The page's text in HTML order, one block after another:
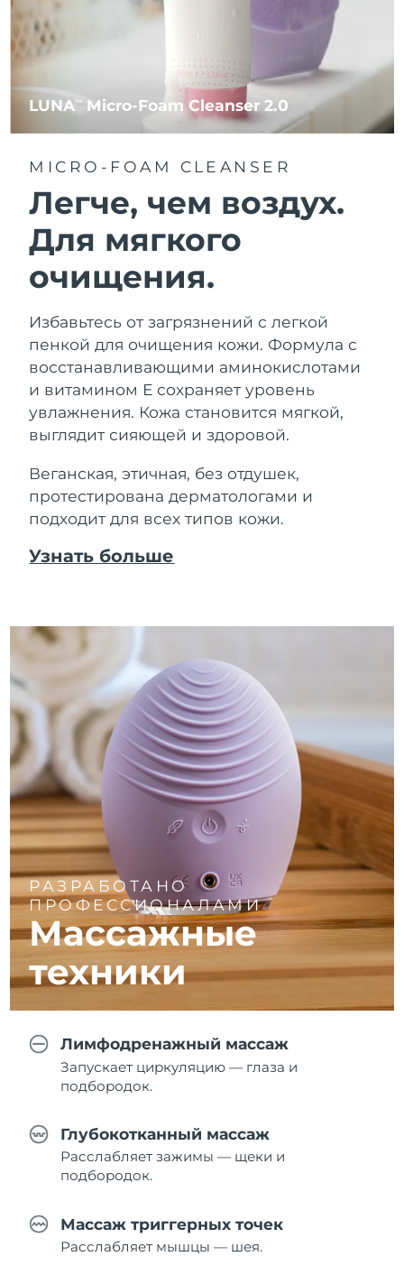
LUNATM Micro-Foam Cleanser 2.0
MICRO-FOAM CLEANSER
Легче, чем воздух.
Для мягкого
очищения.
Избавьтесь от загрязнений с легкой
пенкой для очищения кожи. Формула с
восстанавливающими аминокислотами
и витамином Е сохраняет уровень
увлажнения. Кожа становится мягкой,
выглядит сияющей и здоровой.
Веганская, этичная, без отдушек,
протестирована дерматологами и
подходит для всех типов кожи.
Узнать больше
РАЗРАБОТАНО
ПРОФЕССИОНАЛАМИ
Массажные
техники
Лимфодренажный массаж
Запускает циркуляцию — глаза и
подбородок.
Глубокотканный массаж
Расслабляет зажимы — щеки и
подбородок.
Массаж триггерных точек
Расслабляет мышцы — шея.